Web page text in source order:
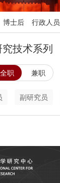
博士后 行政人员
技术系列
全职 兼职
副研究员